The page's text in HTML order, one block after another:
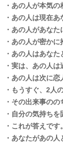
・あの人が本気の
・あの人は現在
・あの人があな
・あの人が密か
・あの人はあな
・実は、あの人
・あの人は次に
・もうすぐ、2人
・その出来事の
・自分の気持ち
・これが答えで
・あなたがあの